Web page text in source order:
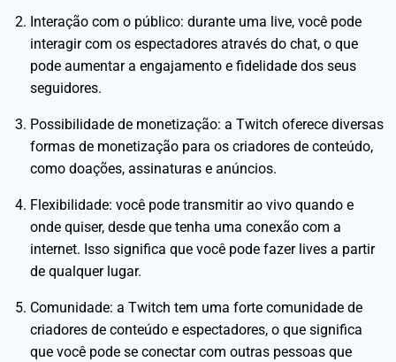
Interação com o público: durante uma live, você pode
interagir com os espectadores através do chat, o que
pode aumentar a engajamento e fidelidade dos seus
seguidores.
Possibilidade de monetização: a Twitch oferece diversas
formas de monetização para os criadores de conteúdo,
como doações, assinaturas e anúncios.
Flexibilidade: você pode transmitir ao vivo quando e
onde quiser, desde que tenha uma conexão com a
internet. Isso significa que você pode fazer lives a partir
de qualquer lugar.
Comunidade: a Twitch tem uma forte comunidade de
criadores de conteúdo e espectadores, o que significa
que você pode se conectar com outras pessoas que